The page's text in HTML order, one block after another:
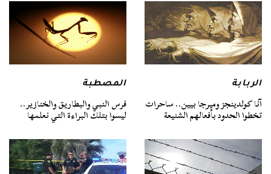
الربابة
آنا كولدينجز وميرجا بيين.. ساحرات
تخطوا الحدود بأفعالهم الشنيعة
المصطبة
فرس النبي والبطاريق والخنازير..
ليسوا بتلك البراءة التي نعلمها